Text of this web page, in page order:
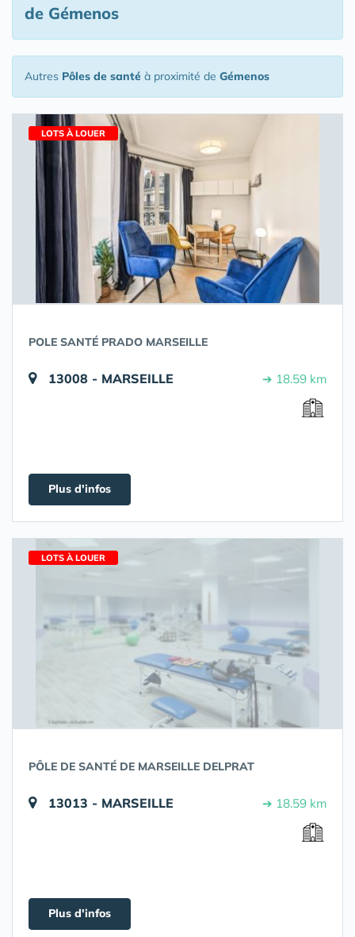
de Gémenos
Autres Pôles de santé à proximité de Gémenos
LOTS À LOUER
POLE SANTÉ PRADO MARSEILLE
13008 - MARSEILLE ➔ 18.59 km
Plus d'infos
LOTS À LOUER
PÔLE DE SANTÉ DE MARSEILLE DELPRAT
13013 - MARSEILLE ➔ 18.59 km
Plus d'infos